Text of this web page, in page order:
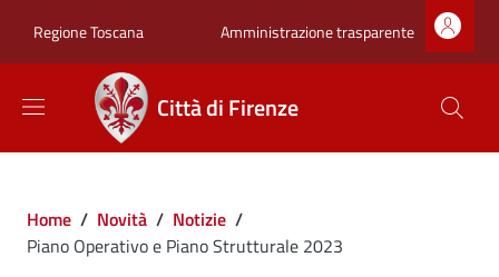
Regione Toscana Zona superiore
Amministrazione trasparente
Città di Firenze
Briciole di pane
Home / Novità / Notizie /
Piano Operativo e Piano Strutturale 2023